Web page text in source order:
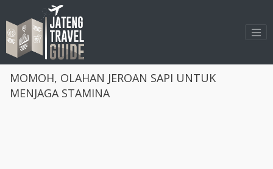
MOMOH, OLAHAN JEROAN SAPI UNTUK
MENJAGA STAMINA